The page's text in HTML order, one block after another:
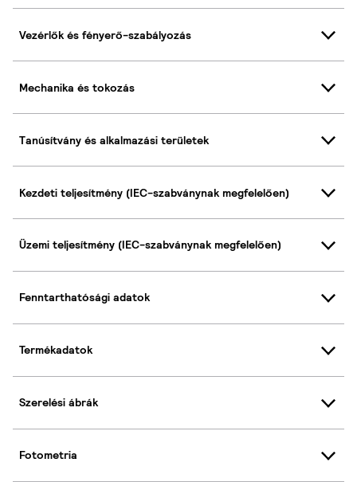
Vezérlők és fényerő-szabályozás
Mechanika és tokozás
Tanúsítvány és alkalmazási területek
Kezdeti teljesítmény (IEC-szabványnak megfelelően)
Üzemi teljesítmény (IEC-szabványnak megfelelően)
Fenntarthatósági adatok
Termékadatok
Szerelési ábrák
Fotometria